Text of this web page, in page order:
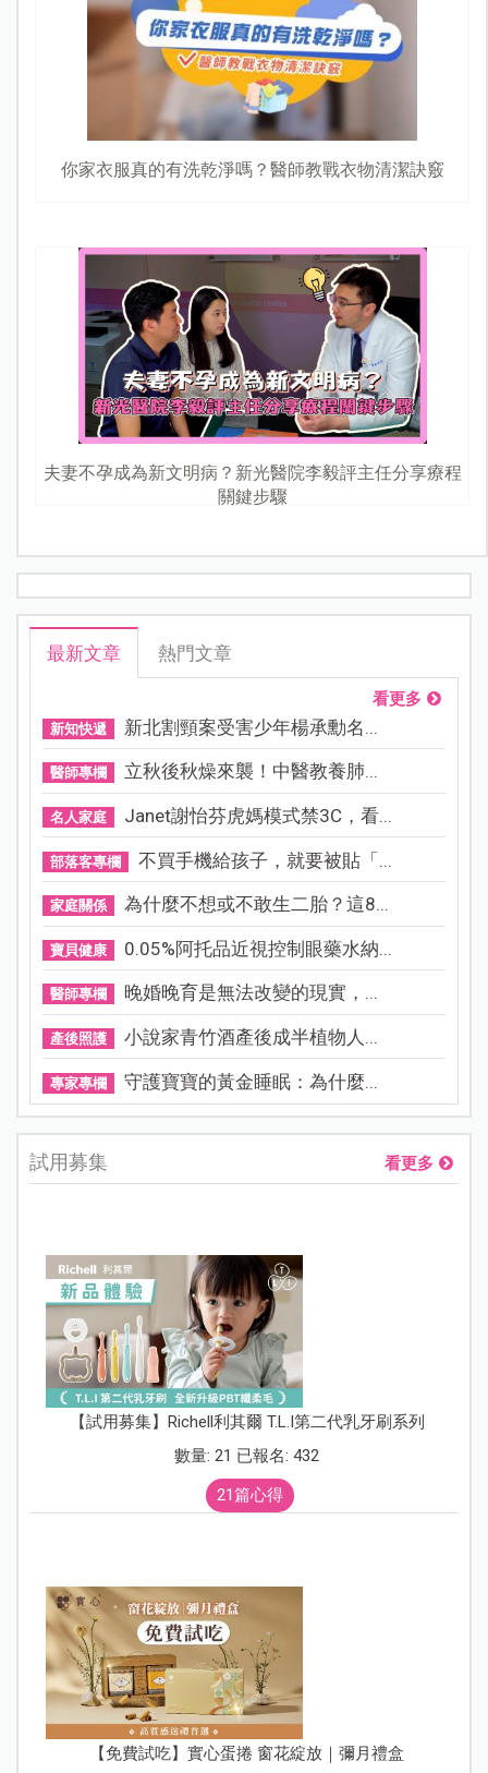
你家衣服真的有洗乾淨嗎？醫師教戰衣物清潔訣竅
夫妻不孕成為新文明病？新光醫院李毅評主任分享療程
關鍵步驟
最新文章 熱門文章
看更多
新知快遞 新北割頸案受害少年楊承勳名...
醫師專欄 立秋後秋燥來襲！中醫教養肺...
名人家庭 Janet謝怡芬虎媽模式禁3C，看...
部落客專欄 不買手機給孩子，就要被貼「...
家庭關係 為什麼不想或不敢生二胎？這8...
寶貝健康 0.05%阿托品近視控制眼藥水納...
醫師專欄 晚婚晚育是無法改變的現實，...
產後照護 小說家青竹酒產後成半植物人...
專家專欄 守護寶寶的黃金睡眠：為什麼...
試用募集 看更多
【試用募集】Richell利其爾 T.L.I第二代乳牙刷系列
數量: 21 已報名: 432
21篇心得
【免費試吃】實心蛋捲 窗花綻放｜彌月禮盒